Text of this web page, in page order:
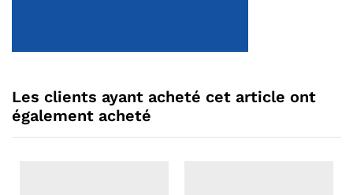
Les clients ayant acheté cet article ont
également acheté